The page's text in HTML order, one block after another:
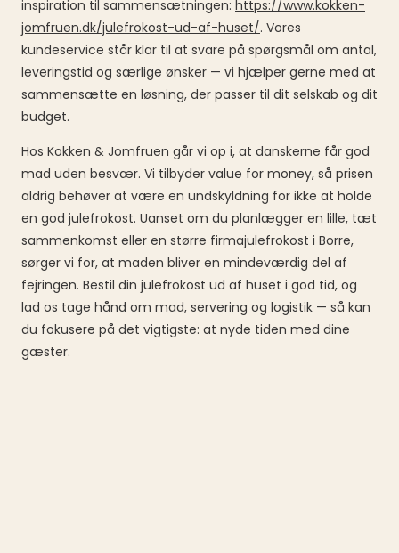
inspiration til sammensætningen: https://www.kokken-
jomfruen.dk/julefrokost-ud-af-huset/. Vores
kundeservice står klar til at svare på spørgsmål om antal,
leveringstid og særlige ønsker — vi hjælper gerne med at
sammensætte en løsning, der passer til dit selskab og dit
budget.
Hos Kokken & Jomfruen går vi op i, at danskerne får god
mad uden besvær. Vi tilbyder value for money, så prisen
aldrig behøver at være en undskyldning for ikke at holde
en god julefrokost. Uanset om du planlægger en lille, tæt
sammenkomst eller en større firmajulefrokost i Borre,
sørger vi for, at maden bliver en mindeværdig del af
fejringen. Bestil din julefrokost ud af huset i god tid, og
lad os tage hånd om mad, servering og logistik — så kan
du fokusere på det vigtigste: at nyde tiden med dine
gæster.